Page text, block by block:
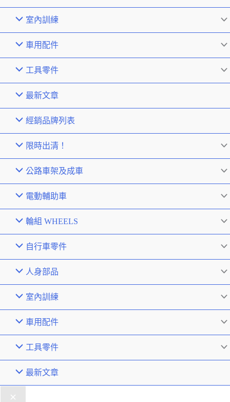
室內訓練
車用配件
工具零件
最新文章
經銷品牌列表
限時出清！
公路車架及成車
電動輔助車
輪組 WHEELS
自行車零件
人身部品
室內訓練
車用配件
工具零件
最新文章